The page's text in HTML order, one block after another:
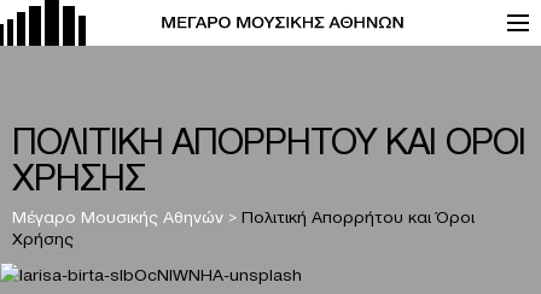
ΠΟΛΙΤΙΚΗ ΑΠΟΡΡΗΤΟΥ ΚΑΙ ΟΡΟΙ
ΧΡΗΣΗΣ
Μέγαρο Μουσικής Αθηνών > Πολιτική Απορρήτου και Όροι
Χρήσης